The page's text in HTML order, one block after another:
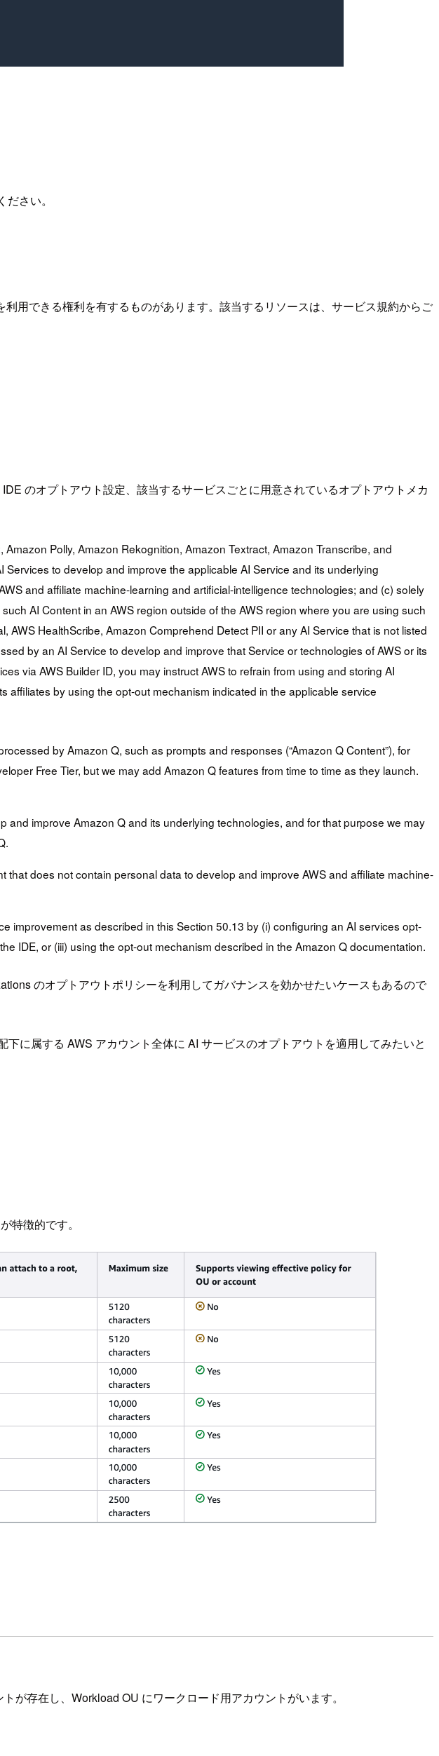
さい。
用できる権利を有するものがあります。該当するリソースは、サービス規約からご
のオプトアウト設定、該当するサービスごとに用意されているオプトアウトメカ
Polly, Amazon Rekognition, Amazon Textract, Amazon Transcribe, and
to develop and improve the applicable AI Service and its underlying
and affiliate machine-learning and artificial-intelligence technologies; and (c) solely
AI Content in an AWS region outside of the AWS region where you are using such
HealthScribe, Amazon Comprehend Detect PII or any AI Service that is not listed
by an AI Service to develop and improve that Service or technologies of AWS or its
via AWS Builder ID, you may instruct AWS to refrain from using and storing AI
by using the opt-out mechanism indicated in the applicable service
by Amazon Q, such as prompts and responses (“Amazon Q Content”), for
Free Tier, but we may add Amazon Q features from time to time as they launch.
improve Amazon Q and its underlying technologies, and for that purpose we may
does not contain personal data to develop and improve AWS and affiliate machine-
improvement as described in this Section 50.13 by (i) configuring an AI services opt-
IDE, or (iii) using the opt-out mechanism described in the Amazon Q documentation.
のオプトアウトポリシーを利用してガバナンスを効かせたいケースもあるので
に属する AWS アカウント全体に AI サービスのオプトアウトを適用してみたいと
特徴的です。
が存在し、Workload OU にワークロード用アカウントがいます。